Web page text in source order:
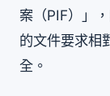
案（PIF）」
的文件要求相
全。